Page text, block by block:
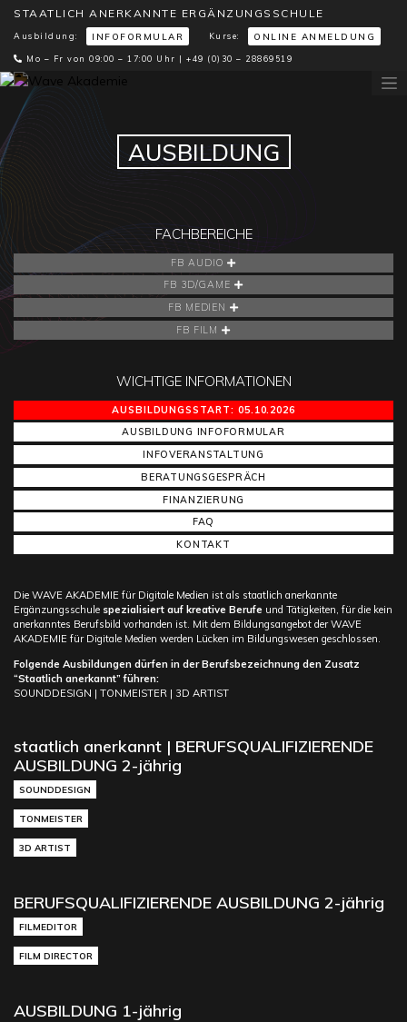
STAATLICH ANERKANNTE ERGÄNZUNGSSCHULE
Ausbildung: INFOFORMULAR Kurse: ONLINE ANMELDUNG
Mo – Fr von 09:00 – 17:00 Uhr | +49 (0)30 – 28869519
AUSBILDUNG
FACHBEREICHE
FB AUDIO
FB 3D/GAME
FB MEDIEN
FB FILM
WICHTIGE INFORMATIONEN
AUSBILDUNGSSTART: 05.10.2026
AUSBILDUNG INFOFORMULAR
INFOVERANSTALTUNG
BERATUNGSGESPRÄCH
FINANZIERUNG
FAQ
KONTAKT
Die WAVE AKADEMIE für Digitale Medien ist als staatlich anerkannte
Ergänzungsschule spezialisiert auf kreative Berufe und Tätigkeiten, für die kein
anerkanntes Berufsbild vorhanden ist. Mit dem Bildungsangebot der WAVE
AKADEMIE für Digitale Medien werden Lücken im Bildungswesen geschlossen.
Folgende Ausbildungen dürfen in der Berufsbezeichnung den Zusatz
“Staatlich anerkannt” führen:
SOUNDDESIGN | TONMEISTER | 3D ARTIST
staatlich anerkannt | BERUFSQUALIFIZIERENDE
AUSBILDUNG 2-jährig
SOUNDDESIGN
TONMEISTER
3D ARTIST
BERUFSQUALIFIZIERENDE AUSBILDUNG 2-jährig
FILMEDITOR
FILM DIRECTOR
AUSBILDUNG 1-jährig